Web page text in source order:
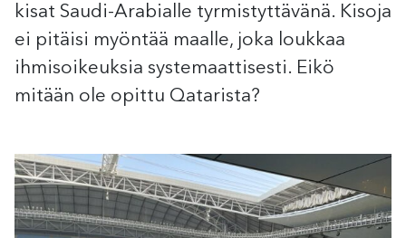
kisat Saudi-Arabialle tyrmistyttävänä. Kisoja
ei pitäisi myöntää maalle, joka loukkaa
ihmisoikeuksia systemaattisesti. Eikö
mitään ole opittu Qatarista?